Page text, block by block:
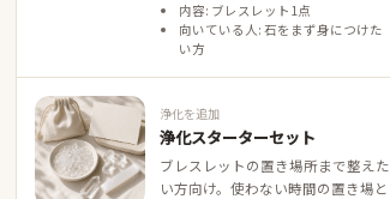
内容: ブレスレット1点
向いている人: 石をまず身につけた
い方
浄化を追加
浄化スターターセット
ブレスレットの置き場所まで整えた
い方向け。使わない時間の置き場と